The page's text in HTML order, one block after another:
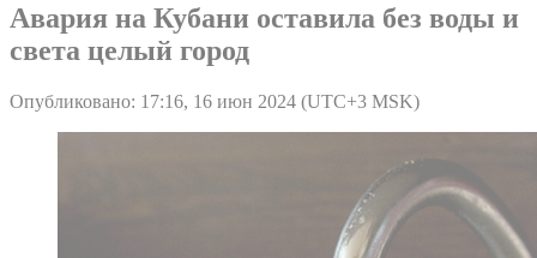
Авария на Кубани оставила без воды и
света целый город
Опубликовано: 17:16, 16 июн 2024 (UTC+3 MSK)